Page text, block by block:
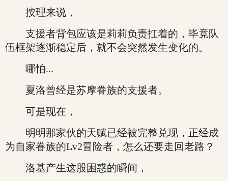
按理来说，
支援者背包应该是莉莉负责扛着的，毕竟队
伍框架逐渐稳定后，就不会突然发生变化的。
哪怕...
夏洛曾经是苏摩眷族的支援者。
可是现在，
明明那家伙的天赋已经被完整兑现，正经成
为自家眷族的Lv2冒险者，怎么还要走回老路？
洛基产生这股困惑的瞬间，